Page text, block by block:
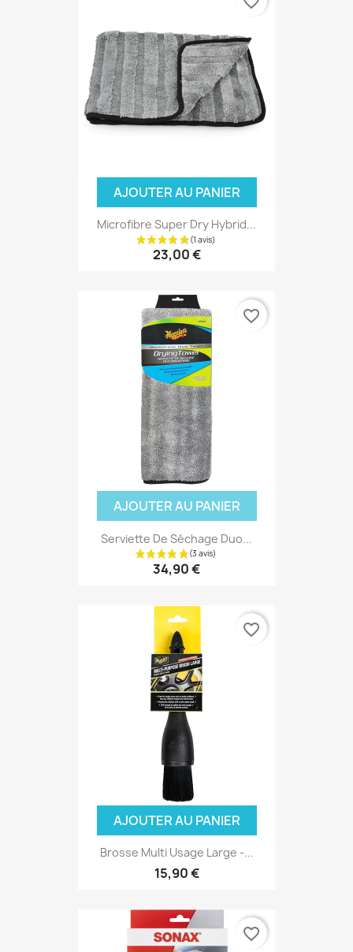
AJOUTER AU PANIER
Microfibre Super Dry Hybrid...
23,00 €
AJOUTER AU PANIER
Serviette De Séchage Duo...
34,90 €
favorite_border
AJOUTER AU PANIER
Brosse Multi Usage Large -...
15,90 €
favorite_border
favorite_border